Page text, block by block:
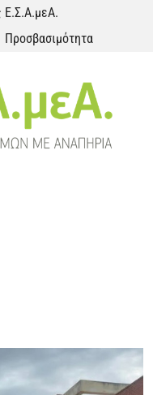
Ε.Σ.Α.μεΑ.
Προσβασιμότητα